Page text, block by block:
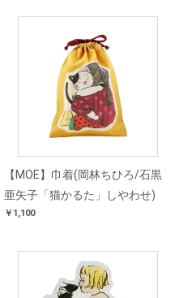
【MOE】巾着(岡林ちひろ/石黒
亜矢子「猫かるた」しやわせ)
￥1,100